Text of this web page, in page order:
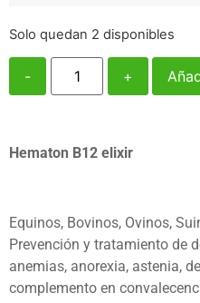
Solo quedan 2 disponibles
- +
Hematon B12 elixir
Equinos, Bovinos, Ovinos,
Prevención y tratamiento de
anemias, anorexia, astenia,
complemento en